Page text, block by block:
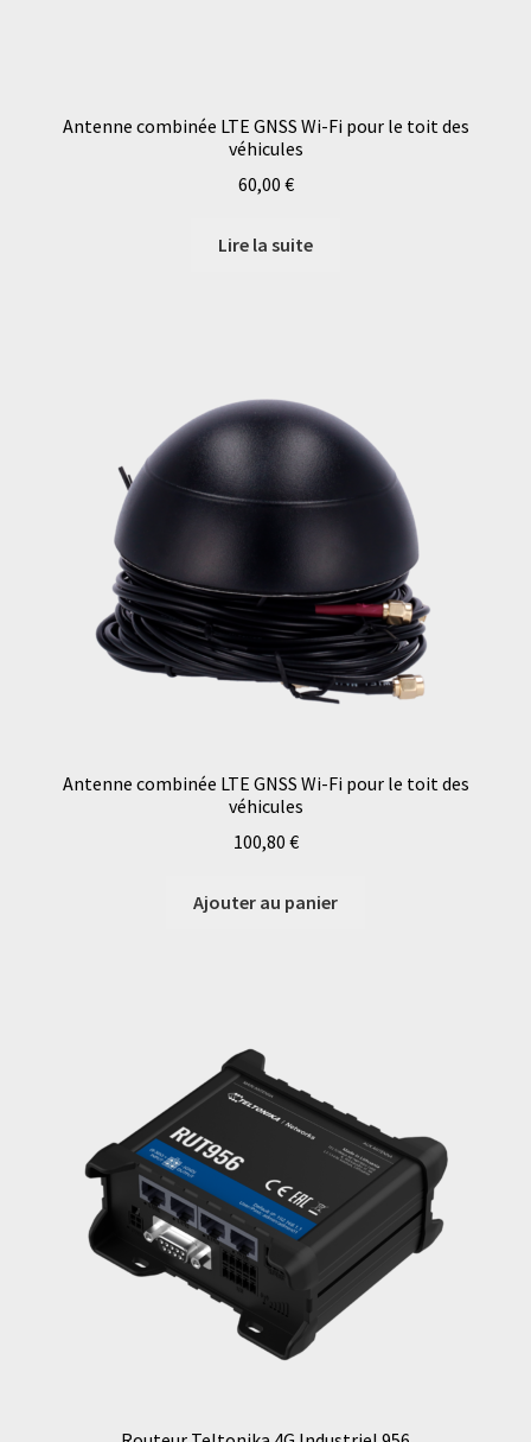
Antenne combinée LTE GNSS Wi-Fi pour le toit des
véhicules
60,00 €
Lire la suite
Antenne combinée LTE GNSS Wi-Fi pour le toit des
véhicules
100,80 €
Ajouter au panier